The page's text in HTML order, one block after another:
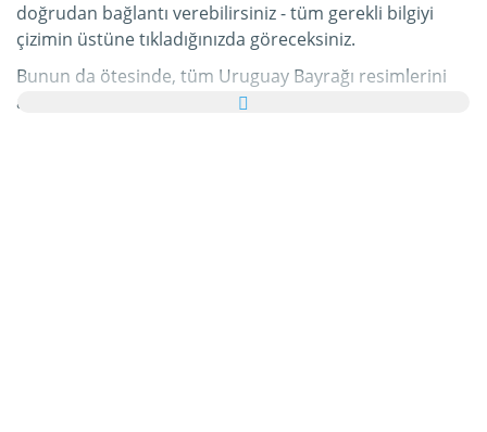
doğrudan bağlantı verebilirsiniz - tüm gerekli bilgiyi
çizimin üstüne tıkladığınızda göreceksiniz.
Bunun da ötesinde, tüm Uruguay Bayrağı resimlerini
ailenize ve arkadaşlarınıza tebrik kartı olarak ücretsiz